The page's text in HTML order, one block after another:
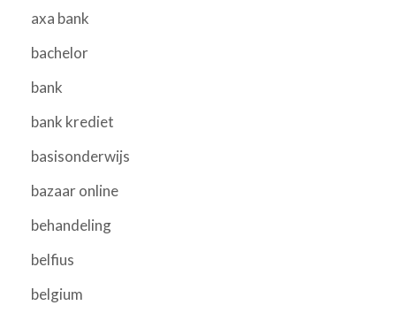
axa bank
bachelor
bank
bank krediet
basisonderwijs
bazaar online
behandeling
belfius
belgium